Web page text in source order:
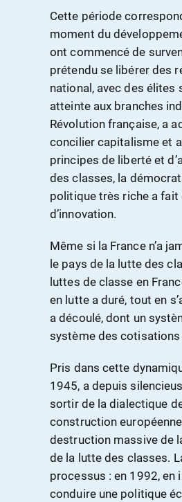
Cette période
moment du
ont commencé de
prétendu se libérer des
national, avec des
atteinte aux branches
Révolution française, a
concilier capitalisme et
principes de liberté et
des classes, la
politique très riche a fait
d’innovation.
Même si la France n’a
le pays de la lutte des
luttes de classe en
en lutte a duré, tout en
a découlé, dont un
système des cotisations
Pris dans cette
1945, a depuis
sortir de la dialectique
construction
destruction massive de
de la lutte des classes.
processus : en 1992, en
conduire une politique